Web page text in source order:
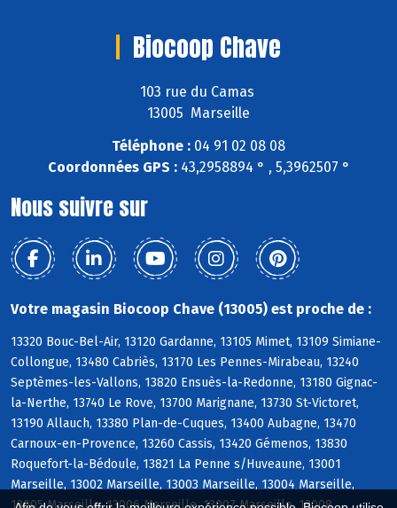
Biocoop Chave
103 rue du Camas
13005 Marseille
Téléphone : 04 91 02 08 08
Coordonnées GPS :43,2958894 ° , 5,3962507 °
Nous suivre sur
Votre magasin Biocoop Chave (13005) est proche de :
13320 Bouc-Bel-Air, 13120 Gardanne, 13105 Mimet, 13109 Simiane-
Collongue, 13480 Cabriès, 13170 Les Pennes-Mirabeau, 13240
Septèmes-les-Vallons, 13820 Ensuès-la-Redonne, 13180 Gignac-
la-Nerthe, 13740 Le Rove, 13700 Marignane, 13730 St-Victoret,
13190 Allauch, 13380 Plan-de-Cuques, 13400 Aubagne, 13470
Carnoux-en-Provence, 13260 Cassis, 13420 Gémenos, 13830
Roquefort-la-Bédoule, 13821 La Penne s/Huveaune, 13001
Marseille, 13002 Marseille, 13003 Marseille, 13004 Marseille,
13005 Marseille, 13006 Marseille, 13007 Marseille, 13008